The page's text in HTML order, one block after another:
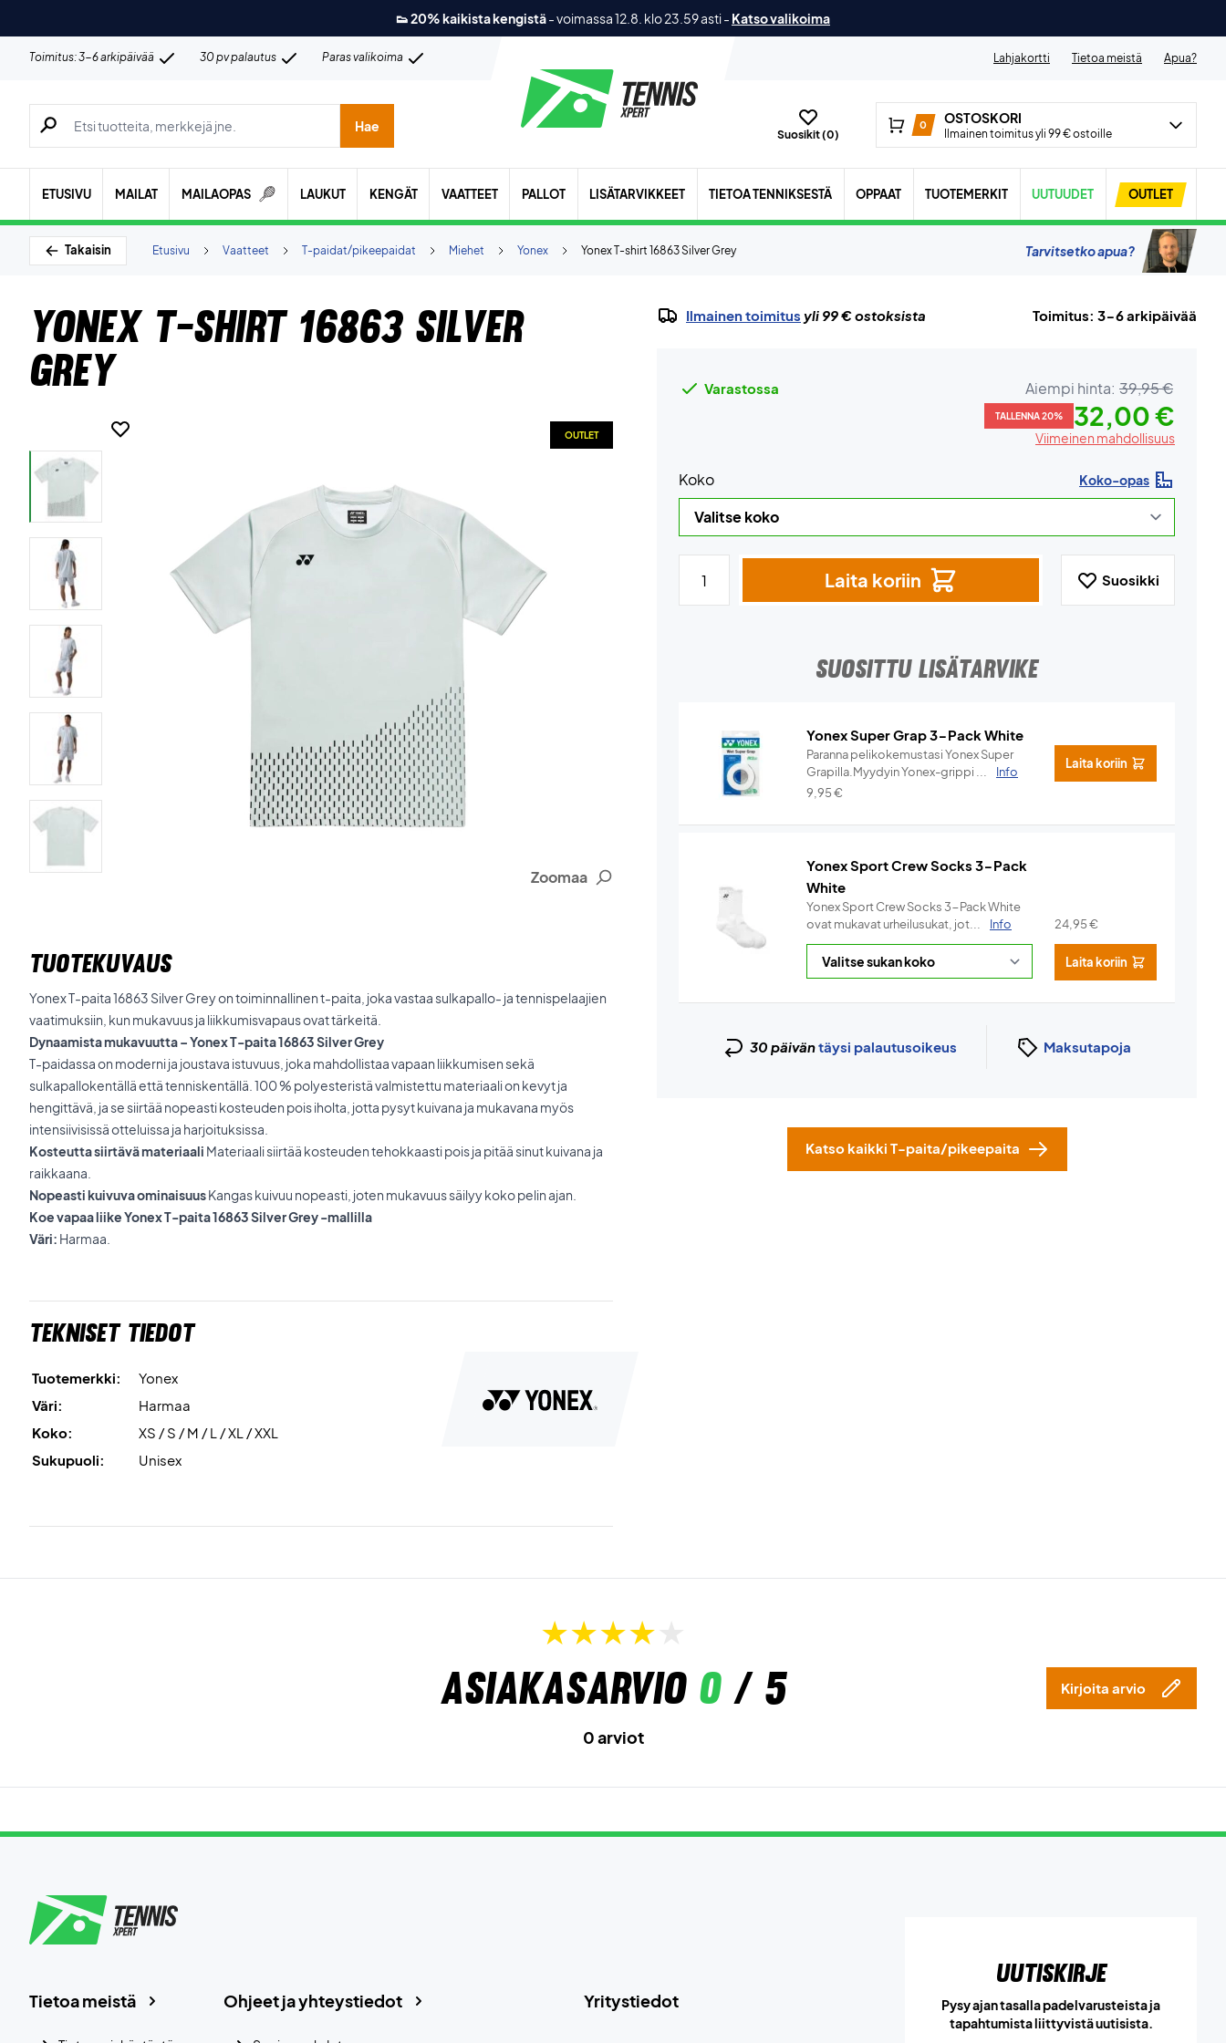
👟 20% kaikista kengistä-voimassa 12.8. klo 23.59 asti- Katso valikoima
Toimitus: 3-6 arkipäivää 30 pv palautus Paras valikoima Lahjakortti Tietoa meistä Apua?
Hae tuotteita, merkkejä jne.
Hae
Suosikit (0)
0 OSTOSKORI
Ilmainen toimitus yli 99 € ostoille
ETUSIVU MAILAT MAILAOPAS LAUKUT KENGÄT VAATTEET PALLOT LISÄTARVIKKEET TIETOA TENNIKSESTÄ OPPAAT TUOTEMERKIT UUTUUDET OUTLET
Takaisin Yonex T-shirt 16863 Silver Grey
Yonex
Miehet
T-paidat/pikeepaidat
Vaatteet
Etusivu Tarvitsetko apua?
Yonex T-shirt 16863 Silver
Grey
Zoomaa
OUTLET
TUOTEKUVAUS
Yonex T-paita 16863 Silver Grey on toiminnallinen t-paita, joka vastaa sulkapallo- ja tennispelaajien
vaatimuksiin, kun mukavuus ja liikkumisvapaus ovat tärkeitä.
Dynaamista mukavuutta – Yonex T-paita 16863 Silver Grey
T-paidassa on moderni ja joustava istuvuus, joka mahdollistaa vapaan liikkumisen sekä
sulkapallokentällä että tenniskentällä. 100 % polyesteristä valmistettu materiaali on kevyt ja
hengittävä, ja se siirtää nopeasti kosteuden pois iholta, jotta pysyt kuivana ja mukavana myös
intensiivisissä otteluissa ja harjoituksissa.
Kosteutta siirtävä materiaali Materiaali siirtää kosteuden tehokkaasti pois ja pitää sinut kuivana ja
raikkaana.
Nopeasti kuivuva ominaisuusKangas kuivuu nopeasti, joten mukavuus säilyy koko pelin ajan.
Koe vapaa liike Yonex T-paita 16863 Silver Grey -mallilla
Väri: Harmaa.
Tekniset tiedot
Tuotemerkki:
Yonex
Väri:
Harmaa
Koko:
XS / S / M / L / XL / XXL
Sukupuoli:
Unisex
Ilmainen toimitus yli 99 € ostoksista Toimitus: 3-6 arkipäivää
Varastossa Aiempi hinta: 39,95 €
TALLENNA 20% 32,00 €
Viimeinen mahdollisuus
Koko Koko-opas
Laita koriin Suosikki
SUOSITTU LISÄTARVIKE
Yonex Super Grap 3-Pack White
Paranna pelikokemustasi Yonex Super
Grapilla.Myydyin Yonex-grippi ...
Info
9,95€
Laita koriin
Yonex Sport Crew Socks 3-Pack
White
Yonex Sport Crew Socks 3-Pack White
ovat mukavat urheilusukat, jot...
Info 24,95€
Laita koriin
30 päiväntäysi palautusoikeus Maksutapoja
Katso kaikki T-paita/pikeepaita
Asiakasarvio 0/ 5 Kirjoita arvio
0 arviot
Yritystiedot
Ohjeet ja yhteystiedot
Tietoa meistä
Uutiskirje
Pysy ajan tasalla padelvarusteista ja
tapahtumista liittyvistä uutisista.